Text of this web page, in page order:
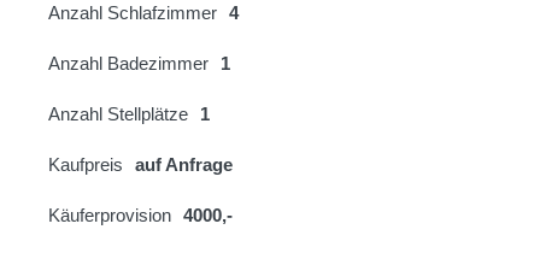
Anzahl Schlafzimmer 4
Anzahl Badezimmer 1
Anzahl Stellplätze 1
Kaufpreis auf Anfrage
Käuferprovision 4000,-